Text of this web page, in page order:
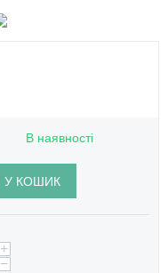
В наявності
У КОШИК
+
−